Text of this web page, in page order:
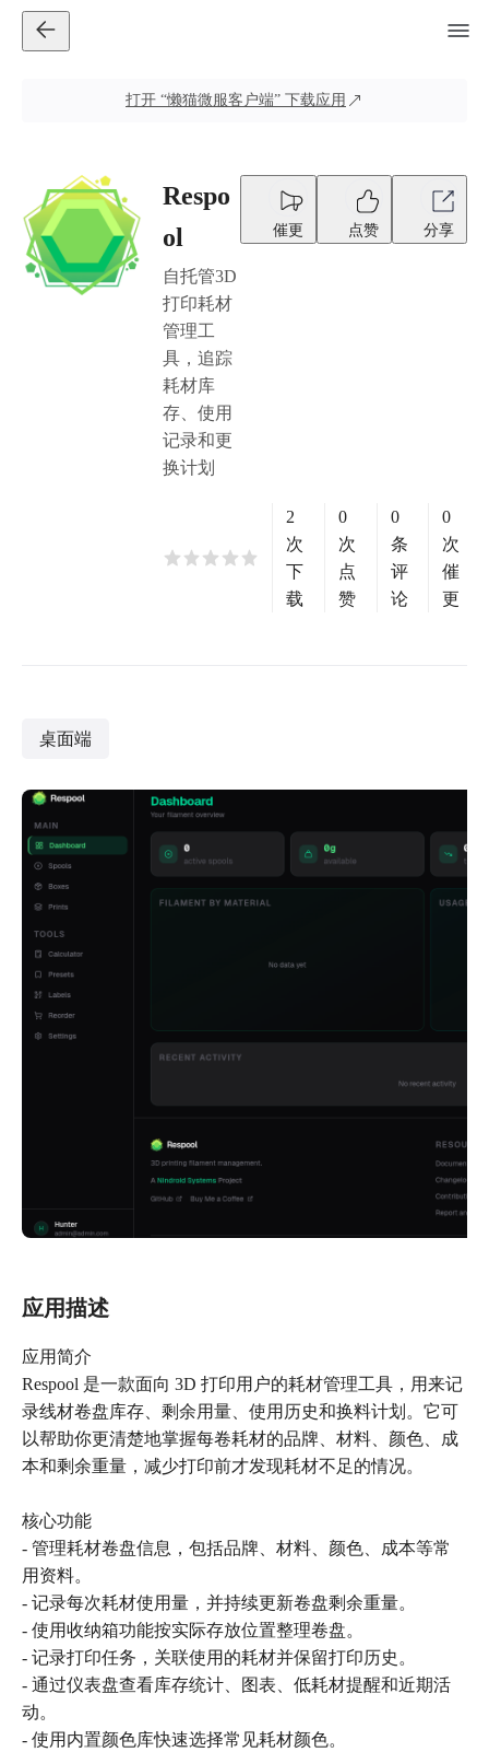
打开 “懒猫微服客户端” 下载应用
Respo
ol
自托管3D
打印耗材
管理工
具，追踪
耗材库
存、使用
记录和更
换计划
催更 点赞 分享
2
次
下
载
0
次
点
赞
0
条
评
论
0
次
催
更
桌面端
应用描述
应用简介
Respool 是一款面向 3D 打印用户的耗材管理工具，用来记
录线材卷盘库存、剩余用量、使用历史和换料计划。它可
以帮助你更清楚地掌握每卷耗材的品牌、材料、颜色、成
本和剩余重量，减少打印前才发现耗材不足的情况。
核心功能
- 管理耗材卷盘信息，包括品牌、材料、颜色、成本等常
用资料。
- 记录每次耗材使用量，并持续更新卷盘剩余重量。
- 使用收纳箱功能按实际存放位置整理卷盘。
- 记录打印任务，关联使用的耗材并保留打印历史。
- 通过仪表盘查看库存统计、图表、低耗材提醒和近期活
动。
- 使用内置颜色库快速选择常见耗材颜色。